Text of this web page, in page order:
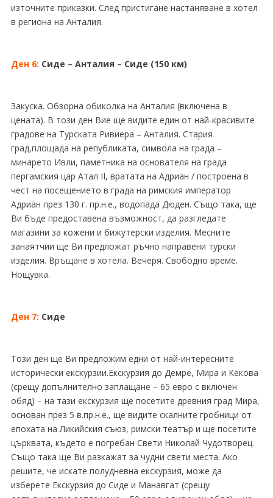
източните приказки. След пристигане настаняване в хотел
в региона на Анталия.
Ден 6: Сиде – Анталия – Сиде (150 км)
Закуска. Обзорна обиколка на Анталия (включена в
цената). В този ден Вие ще видите един от най-красивите
градове на Турската Ривиера – Анталия. Стария
град,площада на републиката, символа на града –
минарето Ивли, паметника на основателя на града
пергамския цар Атал ІІ, вратата на Адриан / построена в
чест на посещението в града на римския император
Адриан през 130 г. пр.н.е., водопада Дюден. Също така, ще
Ви бъде предоставена възможност, да разгледате
магазини за кожени и бижутерски изделия. Месните
занаятчии ще Ви предложат ръчно направени турски
изделия. Връщане в хотела. Вечеря. Свободно време.
Нощувка.
Ден 7: Сиде
Този ден ще Ви предложим едни от най-интересните
исторически екскурзии.Екскурзия до Демре, Мира и Кекова
(срещу допълнително заплащане – 65 евро с включен
обяд) – на тази екскурзия ще посетите древния град Мира,
основан през 5 в.пр.н.е., ще видите скалните гробници от
епохата на Ликийския съюз, римски театър и ще посетите
църквата, където е погребан Свети Николай Чудотворец.
Също така ще Ви разкажат за чудни свети места. Ако
решите, че искате полудневна екскурзия, може да
изберете Екскурзия до Сиде и Манавгат (срещу